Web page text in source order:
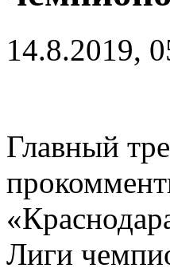
14.8.2019,
Главный
Лиги